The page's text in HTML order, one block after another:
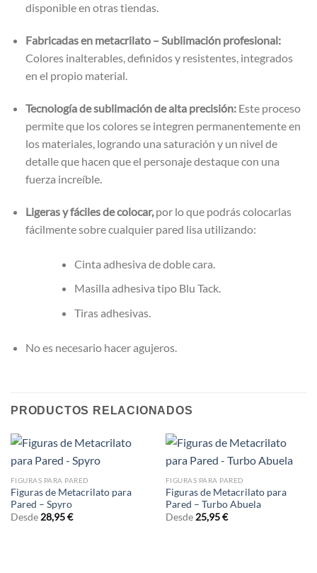
disponible en otras tiendas.
Fabricadas en metacrilato – Sublimación profesional:
Colores inalterables, definidos y resistentes, integrados
en el propio material.
Tecnología de sublimación de alta precisión:Este proceso
permite que los colores se integren permanentemente en
los materiales, logrando una saturación y un nivel de
detalle que hacen que el personaje destaque con una
fuerza increíble.
Ligeras y fáciles de colocar, por lo que podrás colocarlas
fácilmente sobre cualquier pared lisa utilizando:
Cinta adhesiva de doble cara.
Masilla adhesiva tipo Blu Tack.
Tiras adhesivas.
No es necesario hacer agujeros.
PRODUCTOS RELACIONADOS
FIGURAS PARA PARED
Figuras de Metacrilato para
Pared – Spyro
Desde28,95€
FIGURAS PARA PARED
Figuras de Metacrilato para
Pared – Turbo Abuela
Desde25,95€